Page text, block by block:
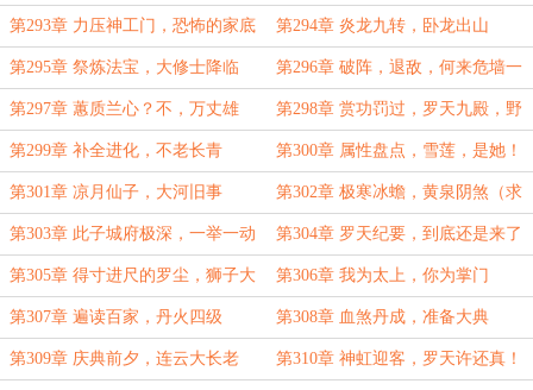
第293章 力压神工门，恐怖的家底 第294章 炎龙九转，卧龙出山
第295章 祭炼法宝，大修士降临
（求月票）
第296章 破阵，退敌，何来危墙一
说？
第297章 蕙质兰心？不，万丈雄
心！
第298章 赏功罚过，罗天九殿，野
蛮生长，直至参天！
第299章 补全进化，不老长青 第300章 属性盘点，雪莲，是她！
第301章 凉月仙子，大河旧事 第302章 极寒冰蟾，黄泉阴煞（求
月票）
第303章 此子城府极深，一举一动
必有深意！
第304章 罗天纪要，到底还是来了
第305章 得寸进尺的罗尘，狮子大
开口
第306章 我为太上，你为掌门
第307章 遍读百家，丹火四级 第308章 血煞丹成，准备大典
第309章 庆典前夕，连云大长老 第310章 神虹迎客，罗天许还真！